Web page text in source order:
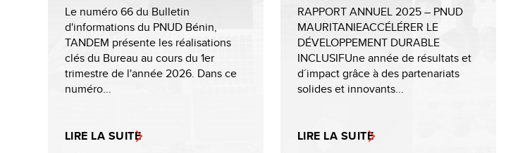
Le numéro 66 du Bulletin
d'informations du PNUD Bénin,
TANDEM présente les réalisations
clés du Bureau au cours du 1er
trimestre de l'année 2026. Dans ce
numéro...
LIRE LA SUITE
RAPPORT ANNUEL 2025 – PNUD
MAURITANIEACCÉLÉRER LE
DÉVELOPPEMENT DURABLE
INCLUSIFUne année de résultats et
d´impact grâce à des partenariats
solides et innovants...
LIRE LA SUITE